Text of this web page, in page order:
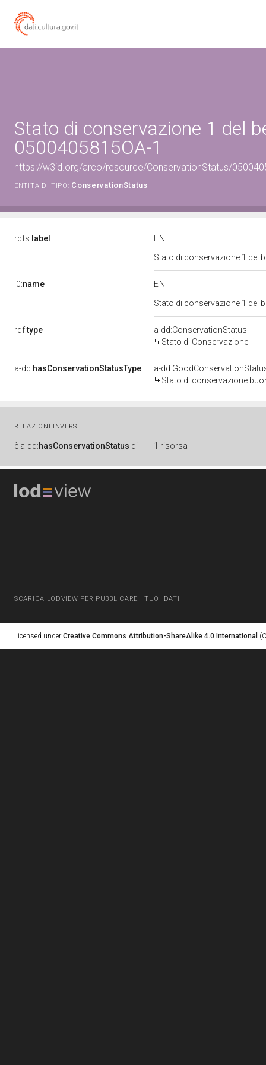
Stato di conservazione 1 del
0500405815OA-1
https://w3id.org/arco/resource/ConservationStatus/
ENTITÀ DI TIPO: ConservationStatus
rdfs: label EN
IT
Stato di conservazione 1 del
l0:name EN
IT
Stato di conservazione 1 del
rdf:type
a-dd:ConservationStatus
Stato di Conservazione
a-dd:hasConservationStatusType
a-
Stato di conservazione
RELAZIONI INVERSE
è a-dd:hasConservationStatus di 1 risorsa
SCARICA LODVIEW PER PUBBLICARE I TUOI DATI
Licensed under Creative Commons Attribution-ShareAlike 4.0 International